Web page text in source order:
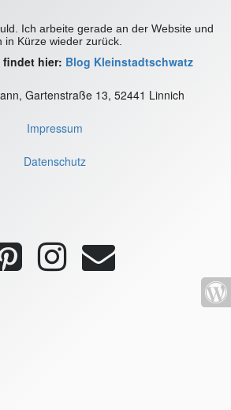
Ich arbeite gerade an der Website und
in Kürze wieder zurück.
hier: Blog Kleinstadtschwatz
Gartenstraße 13, 52441 Linnich
Impressum
Datenschutz